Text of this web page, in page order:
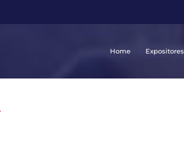
Home Expositores